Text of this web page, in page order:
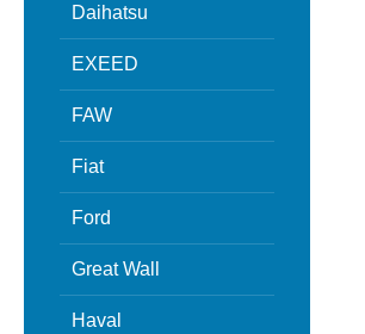
Daihatsu
EXEED
FAW
Fiat
Ford
Great Wall
Haval